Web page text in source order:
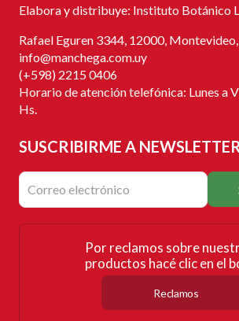
Elabora y distribuye: Instituto Botánico
Rafael Eguren 3344, 12000,
info@manchega.com.uy
(+598) 2215 0406
Horario de atención telefónica: Lunes a
Hs.
SUSCRIBIRME A
Por reclamos sobre
productos hacé clic en el
Reclamos